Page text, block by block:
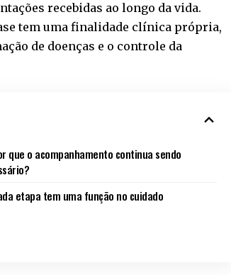
recebidas ao longo da vida.
tem uma finalidade clínica própria,
de doenças e o controle da
que o acompanhamento continua sendo
etapa tem uma função no cuidado